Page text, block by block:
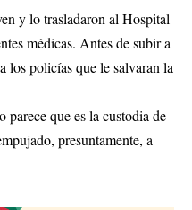
y lo trasladaron al Hospital
médicas. Antes de subir a
los policías que le salvaran la
parece que es la custodia de
presuntamente, a